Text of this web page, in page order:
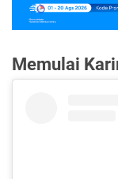
Memulai